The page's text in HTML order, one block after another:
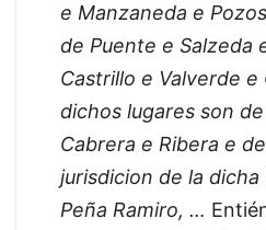
e Manzaneda e
de Puente e Salzeda
Castrillo e Valverde e
dichos lugares son
Cabrera e Ribera e
jurisdicion de la
Peña Ramiro, …